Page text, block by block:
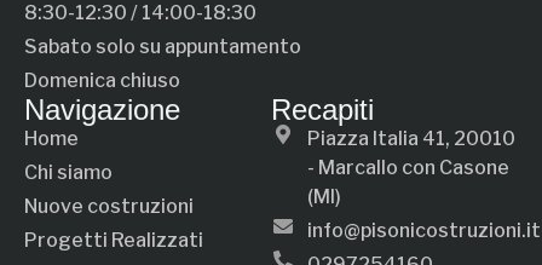
Navigazione
Home
Chi siamo
Nuove costruzioni
Progetti Realizzati
Recapiti
Piazza Italia 41, 20010
- Marcallo con Casone
(MI)
info@pisonicostruzioni.it
8:30-12:30 / 14:00-18:30
Sabato solo su appuntamento
Domenica chiuso